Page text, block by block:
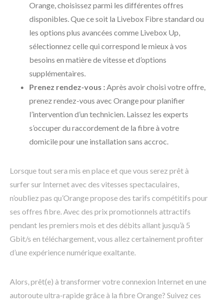
Orange, choisissez parmi les différentes offres
disponibles. Que ce soit la Livebox Fibre standard ou
les options plus avancées comme Livebox Up,
sélectionnez celle qui correspond le mieux à vos
besoins en matière de vitesse et d’options
supplémentaires.
Prenez rendez-vous :Après avoir choisi votre offre,
prenez rendez-vous avec Orange pour planifier
l’intervention d’un technicien. Laissez les experts
s’occuper du raccordement de la fibre à votre
domicile pour une installation sans accroc.
Lorsque tout sera mis en place et que vous serez prêt à
surfer sur Internet avec des vitesses spectaculaires,
n’oubliez pas qu’Orange propose des tarifs compétitifs pour
ses offres fibre. Avec des prix promotionnels attractifs
pendant les premiers mois et des débits allant jusqu’à 5
Gbit/s en téléchargement, vous allez certainement profiter
d’une expérience numérique exaltante.
Alors, prêt(e) à transformer votre connexion Internet en une
autoroute ultra-rapide grâce à la fibre Orange? Suivez ces